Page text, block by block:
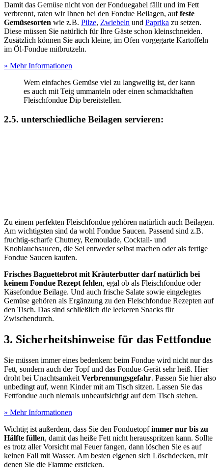
Damit das Gemüse nicht von der Fonduegabel fällt und im Fett
verbrennt, raten wir Ihnen bei den Fondue Beilagen, auffeste
Gemüsesorten wie z.B. Pilze, Zwiebeln und Paprika zu setzen.
Diese müssen Sie natürlich für Ihre Gäste schon kleinschneiden.
Zusätzlich können Sie auch kleine, im Ofen vorgegarte Kartoffeln
im Öl-Fondue mitbrutzeln.
» Mehr Informationen
Wem einfaches Gemüse viel zu langweilig ist, der kann
es auch mit Teig ummanteln oder einen schmackhaften
Fleischfondue Dip bereitstellen.
2.5. unterschiedliche Beilagen servieren:
Zu einem perfekten Fleischfondue gehören natürlich auch Beilagen.
Am wichtigsten sind da wohl Fondue Saucen. Passend sind z.B.
fruchtig-scharfe Chutney, Remoulade, Cocktail- und
Knoblauchsaucen, die Sei entweder selbst machen oder als fertige
Fondue Saucen kaufen.
Frisches Baguettebrot mit Kräuterbutter darf natürlich bei
keinem Fondue Rezept fehlen, egal ob als Fleischfondue oder
Käsefondue Beilage. Und auch frische Salate sowie eingelegtes
Gemüse gehören als Ergänzung zu den Fleischfondue Rezepten auf
den Tisch. Das sind schließlich die leckeren Snacks für
Zwischendurch.
3. Sicherheitshinweise für das Fettfondue
Sie müssen immer eines bedenken: beim Fondue wird nicht nur das
Fett, sondern auch der Topf und das Fondue-Gerät sehr heiß. Hier
droht bei Unachtsamkeit Verbrennungsgefahr. Passen Sie hier also
unbedingt auf, wenn Kinder mit am Tisch sitzen. Lassen Sie das
Fettfondue auch niemals unbeaufsichtigt auf dem Tisch stehen.
» Mehr Informationen
Wichtig ist außerdem, dass Sie den Fonduetopfimmer nur bis zu
Hälfte füllen, damit das heiße Fett nicht herausspritzen kann. Sollte
es trotz aller Vorsicht mal Feuer fangen, dann löschen Sie es auf
keinen Fall mit Wasser. Am besten eigenen sich Löschdecken, mit
denen Sie die Flamme ersticken.